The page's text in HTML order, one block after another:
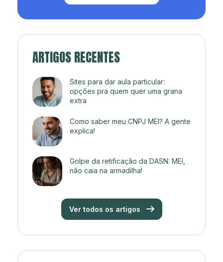
ARTIGOS RECENTES
Sites para dar aula particular:
opções pra quem quer uma grana
extra
Como saber meu CNPJ MEI? A gente
explica!
Golpe da retificação da DASN: MEI,
não caia na armadilha!
Ver todos os artigos